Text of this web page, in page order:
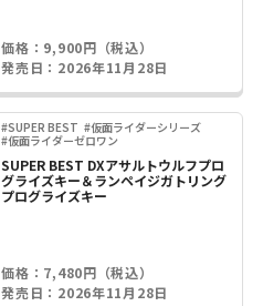
価格：9,900円（税込）
発売日：2026年11月28日
#SUPER BEST #仮面ライダーシリーズ
#仮面ライダーゼロワン
SUPER BEST DXアサルトウルフプロ
グライズキー＆ランペイジガトリング
プログライズキー
価格：7,480円（税込）
発売日：2026年11月28日